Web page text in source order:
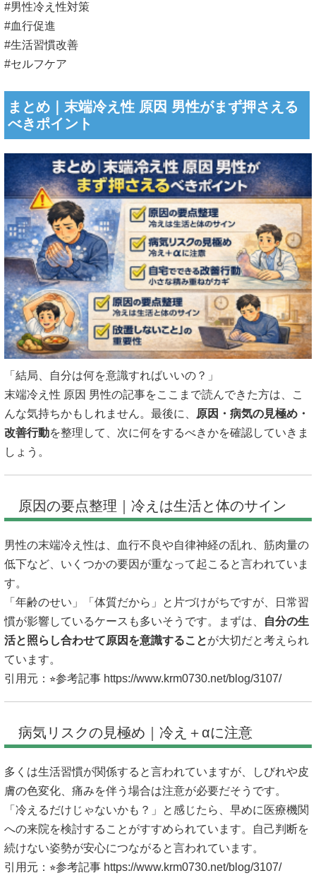
#男性冷え性対策
#血行促進
#生活習慣改善
#セルフケア
まとめ｜末端冷え性 原因 男性がまず押さえる
べきポイント
「結局、自分は何を意識すればいいの？」
末端冷え性 原因 男性の記事をここまで読んできた方は、こ
んな気持ちかもしれません。最後に、
原因・病気の見極め・
改善行動を整理して、次に何をするべきかを確認していきま
しょう。
原因の要点整理｜冷えは生活と体のサイン
男性の末端冷え性は、血行不良や自律神経の乱れ、筋肉量の
低下など、いくつかの要因が重なって起こると言われていま
す。
「年齢のせい」「体質だから」と片づけがちですが、日常習
慣が影響しているケースも多いそうです。まずは、
自分の生
活と照らし合わせて原因を意識することが大切だと考えられ
ています。
引用元：⭐︎参考記事 https://www.krm0730.net/blog/3107/
病気リスクの見極め｜冷え＋αに注意
多くは生活習慣が関係すると言われていますが、しびれや皮
膚の色変化、痛みを伴う場合は注意が必要だそうです。
「冷えるだけじゃないかも？」と感じたら、早めに医療機関
への来院を検討することがすすめられています。自己判断を
続けない姿勢が安心につながると言われています。
引用元：⭐︎参考記事 https://www.krm0730.net/blog/3107/